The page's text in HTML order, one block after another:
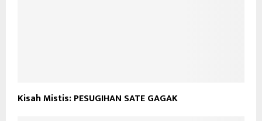
Kisah Mistis: PESUGIHAN SATE GAGAK